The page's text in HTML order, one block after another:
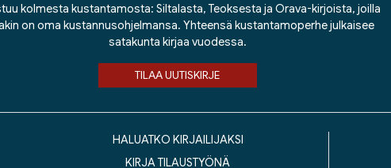
kolmesta kustantamosta: Siltalasta, Teoksesta ja Orava-kirjoista, joilla
on oma kustannusohjelmansa. Yhteensä kustantamoperhe julkaisee
satakunta kirjaa vuodessa.
TILAA UUTISKIRJE
HALUATKO KIRJAILIJAKSI
KIRJA TILAUSTYÖNÄ